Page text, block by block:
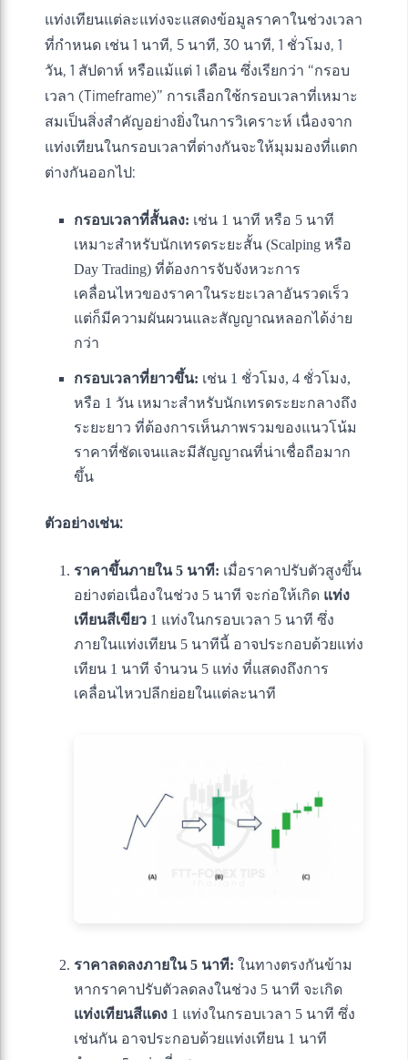
แท่งเทียนแต่ละแท่งจะแสดงข้อมูลราคาในช่วงเวลา
ที่กำหนด เช่น 1 นาที, 5 นาที, 30 นาที, 1 ชั่วโมง, 1
วัน, 1 สัปดาห์ หรือแม้แต่ 1 เดือน ซึ่งเรียกว่า “กรอบ
เวลา (Timeframe)” การเลือกใช้กรอบเวลาที่เหมาะ
สมเป็นสิ่งสำคัญอย่างยิ่งในการวิเคราะห์ เนื่องจาก
แท่งเทียนในกรอบเวลาที่ต่างกันจะให้มุมมองที่แตก
ต่างกันออกไป:
กรอบเวลาที่สั้นลง: เช่น 1 นาที หรือ 5 นาที
เหมาะสำหรับนักเทรดระยะสั้น (Scalping หรือ
Day Trading) ที่ต้องการจับจังหวะการ
เคลื่อนไหวของราคาในระยะเวลาอันรวดเร็ว
แต่ก็มีความผันผวนและสัญญาณหลอกได้ง่าย
กว่า
กรอบเวลาที่ยาวขึ้น: เช่น 1 ชั่วโมง, 4 ชั่วโมง,
หรือ 1 วัน เหมาะสำหรับนักเทรดระยะกลางถึง
ระยะยาว ที่ต้องการเห็นภาพรวมของแนวโน้ม
ราคาที่ชัดเจนและมีสัญญาณที่น่าเชื่อถือมาก
ขึ้น
ตัวอย่างเช่น:
ราคาขึ้นภายใน 5 นาที: เมื่อราคาปรับตัวสูงขึ้น
อย่างต่อเนื่องในช่วง 5 นาที จะก่อให้เกิด แท่ง
เทียนสีเขียว 1 แท่งในกรอบเวลา 5 นาที ซึ่ง
ภายในแท่งเทียน 5 นาทีนี้ อาจประกอบด้วยแท่ง
เทียน 1 นาที จำนวน 5 แท่ง ที่แสดงถึงการ
เคลื่อนไหวปลีกย่อยในแต่ละนาที
ราคาลดลงภายใน 5 นาที: ในทางตรงกันข้าม
หากราคาปรับตัวลดลงในช่วง 5 นาที จะเกิด
แท่งเทียนสีแดง 1 แท่งในกรอบเวลา 5 นาที ซึ่ง
เช่นกัน อาจประกอบด้วยแท่งเทียน 1 นาที